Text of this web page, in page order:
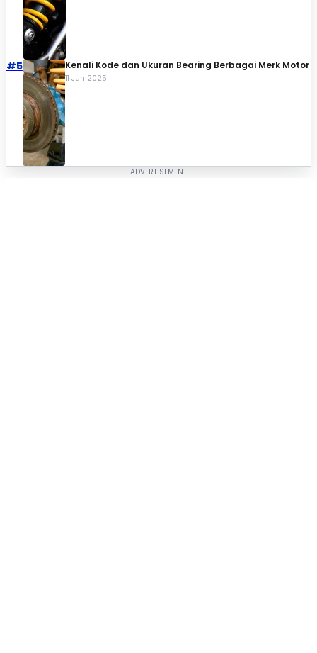
#5 Kenali Kode dan Ukuran Bearing Berbagai Merk Motor
11 Jun 2025